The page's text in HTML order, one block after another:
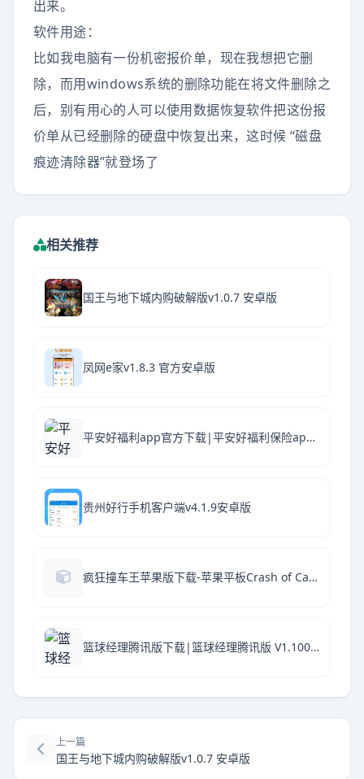
出来。
软件用途：
比如我电脑有一份机密报价单，现在我想把它删
除，而用windows系统的删除功能在将文件删除之
后，别有用心的人可以使用数据恢复软件把这份报
价单从已经删除的硬盘中恢复出来，这时候 “磁盘
痕迹清除器”就登场了
相关推荐
国王与地下城内购破解版v1.0.7 安卓版
凤网e家v1.8.3 官方安卓版
平安好福利app官方下载|平安好福利保险app V7.41.0 安卓版下载
贵州好行手机客户端v4.1.9安卓版
疯狂撞车王苹果版下载-苹果平板Crash of Cars下载 v1.8.14官方破解版
篮球经理腾讯版下载|篮球经理腾讯版 V1.100.5 安卓版下载
上一篇
国王与地下城内购破解版v1.0.7 安卓版